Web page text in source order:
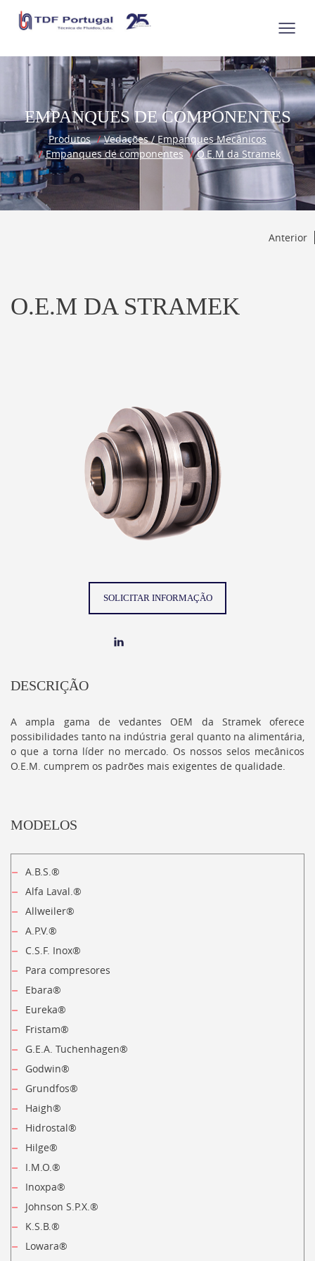
EMPANQUES DE COMPONENTES
Produtos
Vedações / Empanques Mecânicos
Empanques de componentes
O.E.M da Stramek
Anterior
O.E.M DA STRAMEK
SOLICITAR INFORMAÇÃO
DESCRIÇÃO
A ampla gama de vedantes OEM da Stramek oferece
possibilidades tanto na indústria geral quanto na alimentária,
o que a torna líder no mercado. Os nossos selos mecânicos
O.E.M. cumprem os padrões mais exigentes de qualidade.
MODELOS
A.B.S.®
Alfa Laval.®
Allweiler®
A.P.V.®
C.S.F. Inox®
Para compresores
Ebara®
Eureka®
Fristam®
G.E.A. Tuchenhagen®
Godwin®
Grundfos®
Haigh®
Hidrostal®
Hilge®
I.M.O.®
Inoxpa®
Johnson S.P.X.®
K.S.B.®
Lowara®